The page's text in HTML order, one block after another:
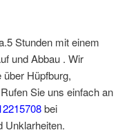
Stunden mit einem
und Abbau . Wir
über Hüpfburg,
Sie uns einfach an
bei
Unklarheiten.